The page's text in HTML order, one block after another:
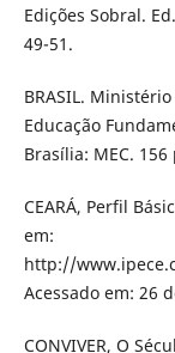
Edições Sobral.
49-51.
BRASIL.
Educação
Brasília: MEC. 156
CEARÁ, Perfil
em:
http://
Acessado em: 26
CONVIVER, O